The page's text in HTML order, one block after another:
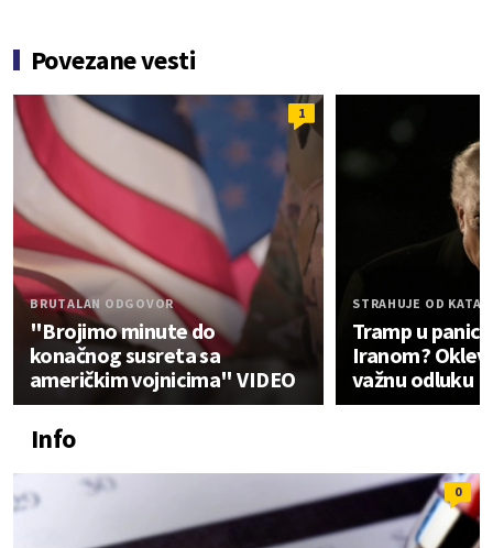
Povezane vesti
1
BRUTALAN ODGOVOR
"Brojimo minute do
konačnog susreta sa
američkim vojnicima" VIDEO
STRAHUJE OD
Tramp u
Iranom?
važnu odluku
Info
0